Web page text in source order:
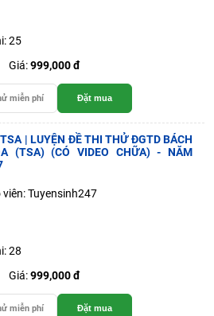
25
Giá:999,000 đ
miễn phí Đặt mua
| LUYỆN ĐỀ THI THỬ ĐGTD BÁCH
(TSA) (CÓ VIDEO CHỮA) - NĂM
viên: Tuyensinh247
28
Giá:999,000 đ
miễn phí Đặt mua